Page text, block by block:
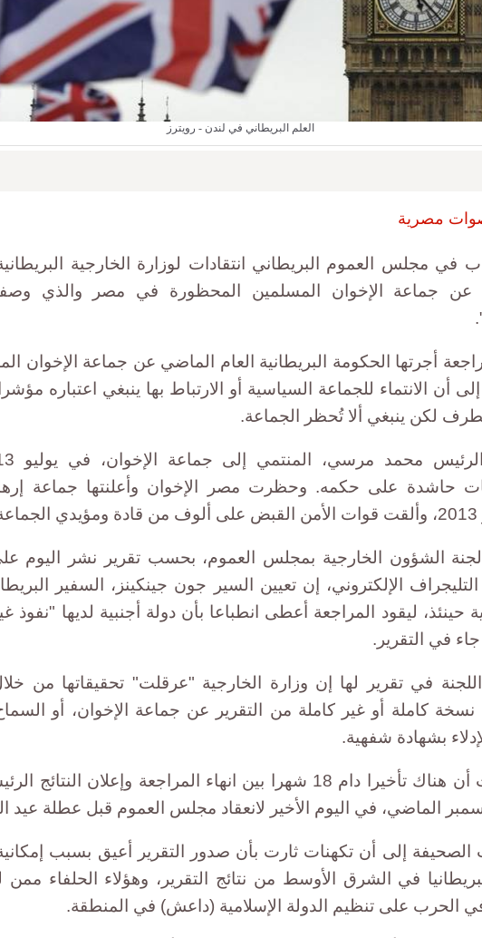
العلم البريطاني في لندن - رويترز
مصرية
في مجلس العموم البريطاني انتقادات لوزارة الخارجية
عن جماعة الإخوان المسلمين المحظورة في مصر والذي
أجرتها الحكومة البريطانية العام الماضي عن جماعة الإخوان
أن الانتماء للجماعة السياسية أو الارتباط بها ينبغي اعتباره
لكن ينبغي ألا تُحظر الجماعة.
حاشدة على حكمه. وحظرت مصر الإخوان وأعلنتها جماعة
الشؤون الخارجية بمجلس العموم، بحسب تقرير نشر اليوم
الإلكتروني، إن تعيين السير جون جينكينز، السفير
حينئذ، ليقود المراجعة أعطى انطباعا بأن دولة أجنبية لديها "نفوذ
في التقرير.
في تقرير لها إن وزارة الخارجية "عرقلت" تحقيقاتها من
نسخة كاملة أو غير كاملة من التقرير عن جماعة الإخوان، أو
بشهادة شفهية.
وأضافت أن هناك تأخيرا دام 18 شهرا بين انهاء المراجعة وإعلان
الماضي، في اليوم الأخير لانعقاد مجلس العموم قبل عطلة عيد
الصحيفة إلى أن تكهنات ثارت بأن صدور التقرير أعيق بسبب
في الشرق الأوسط من نتائج التقرير، وهؤلاء الحلفاء ممن
الحرب على تنظيم الدولة الإسلامية (داعش) في المنطقة.